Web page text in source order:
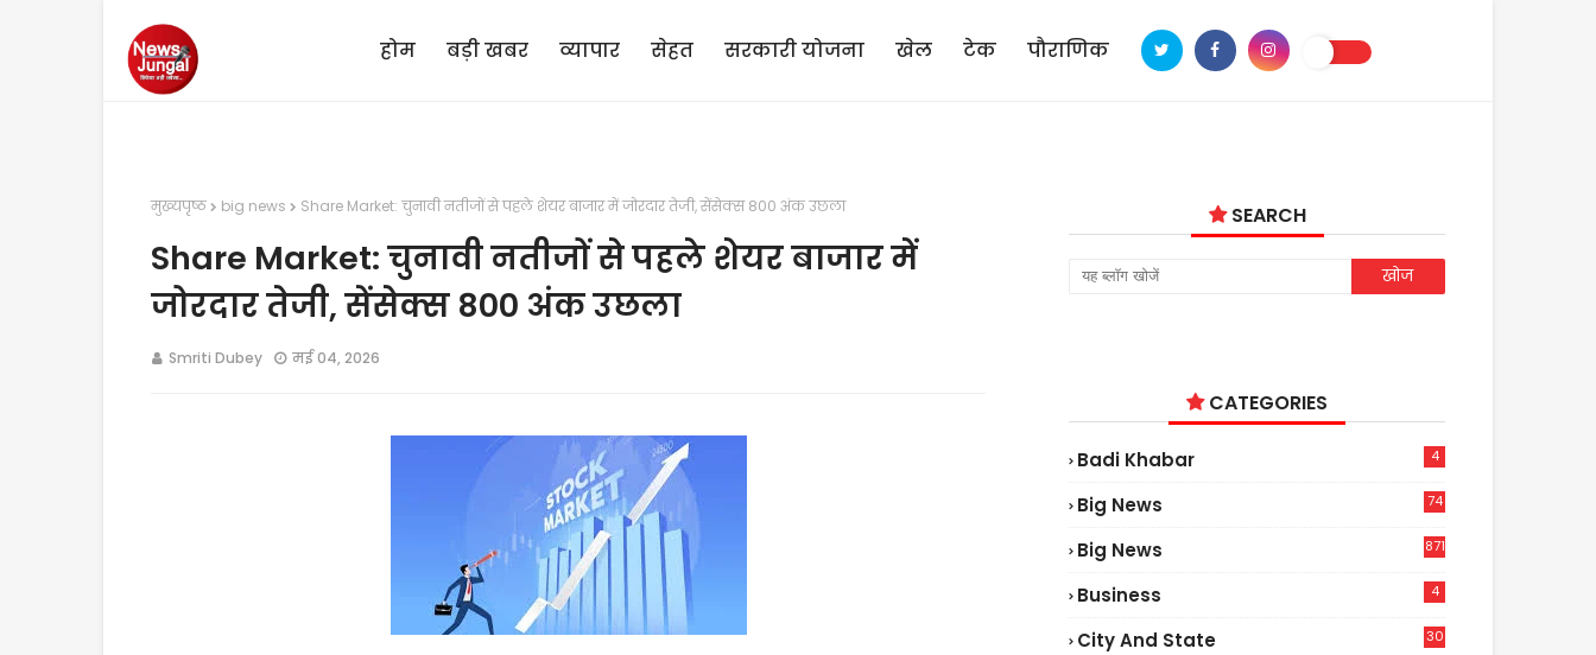
होम बड़ी खबर व्यापार सेहत सरकारी योजना खेल टेक पौराणिक
मुख्यपृष्ठ big news Share Market: चुनावी नतीजों से पहले शेयर बाजार में जोरदार तेजी, सेंसेक्स 800 अंक उछला
Share Market: चुनावी नतीजों से पहले शेयर बाजार में
जोरदार तेजी, सेंसेक्स 800 अंक उछला
Smriti Dubey मई 04, 2026
SEARCH
CATEGORIES
Badi Khabar 4
Big News
74
Big News 871
Business 4
City And State 30